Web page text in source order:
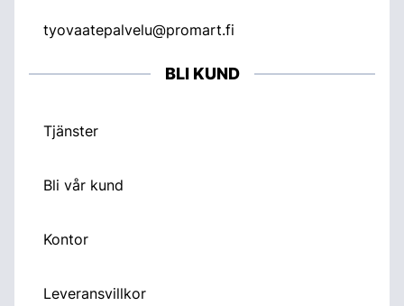
tyovaatepalvelu@promart.fi
BLI KUND
Tjänster
Bli vår kund
Kontor
Leveransvillkor